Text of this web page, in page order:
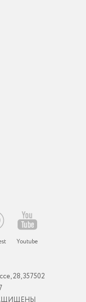
Youtube
28, 357502